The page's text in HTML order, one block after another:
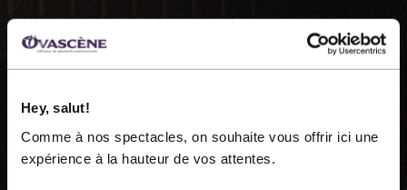
Hey, salut!
Comme à nos spectacles, on souhaite vous offrir ici une
expérience à la hauteur de vos attentes.
Ovascène, diffuseur de spectacles professionnels, est